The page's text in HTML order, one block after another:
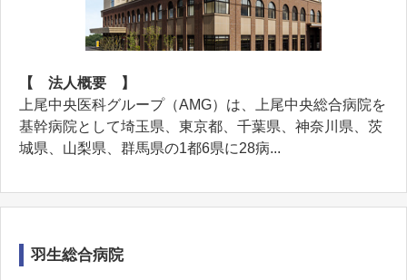
【 法人概要 】
上尾中央医科グループ（AMG）は、上尾中央総合病院を
基幹病院として埼玉県、東京都、千葉県、神奈川県、茨
城県、山梨県、群馬県の1都6県に28病...
羽生総合病院